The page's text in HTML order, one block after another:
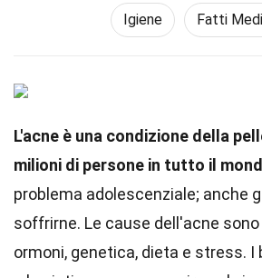
Igiene Fatti
L'acne è una condizione della
milioni di persone in tutto il
problema adolescenziale; anche
soffrirne. Le cause dell'acne
ormoni, genetica, dieta e stress. I